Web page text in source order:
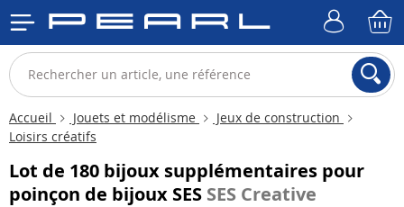
Accueil Jouets et modélisme
Jeux de construction
Loisirs créatifs
Lot de 180 bijoux supplémentaires pour
poinçon de bijoux SES SES Creative